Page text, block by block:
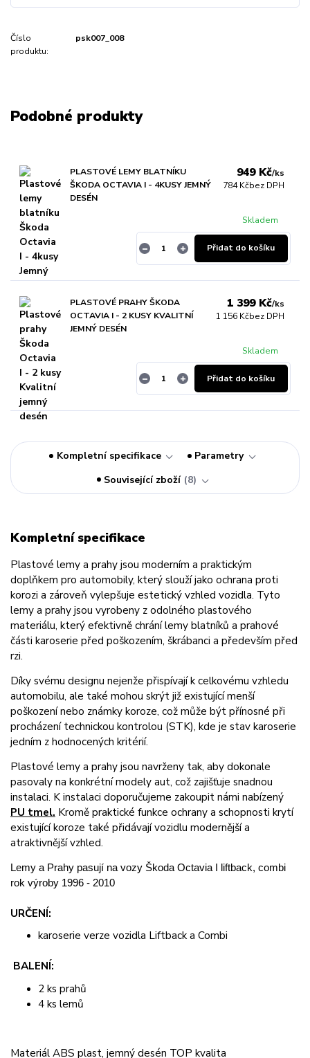
Číslo
produktu:
psk007_008
Podobné produkty
PLASTOVÉ LEMY BLATNÍKU
ŠKODA OCTAVIA I - 4KUSY JEMNÝ
DESÉN
949 Kč/ks
784 Kčbez DPH
Skladem
Přidat do košíku
PLASTOVÉ PRAHY ŠKODA
OCTAVIA I - 2 KUSY KVALITNÍ
JEMNÝ DESÉN
1 399 Kč/ks
1 156 Kčbez DPH
Skladem
Přidat do košíku
Kompletní specifikace
Parametry
Související zboží 8
Kompletní specifikace
Plastové lemy a prahy jsou moderním a praktickým
doplňkem pro automobily, který slouží jako ochrana proti
korozi a zároveň vylepšuje estetický vzhled vozidla. Tyto
lemy a prahy jsou vyrobeny z odolného plastového
materiálu, který efektivně chrání lemy blatníků a prahové
části karoserie před poškozením, škrábanci a především před
rzi.
Díky svému designu nejenže přispívají k celkovému vzhledu
automobilu, ale také mohou skrýt již existující menší
poškození nebo známky koroze, což může být přínosné při
procházení technickou kontrolou (STK), kde je stav karoserie
jedním z hodnocených kritérií.
Plastové lemy a prahy jsou navrženy tak, aby dokonale
pasovaly na konkrétní modely aut, což zajišťuje snadnou
instalaci. K instalaci doporučujeme zakoupit námi nabízený
PU tmel. Kromě praktické funkce ochrany a schopnosti krytí
existující koroze také přidávají vozidlu modernější a
atraktivnější vzhled.
Lemy a Prahy pasují na vozy Škoda Octavia I liftback, combi
rok výroby 1996 - 2010
URČENÍ:
karoserie verze vozidla Liftback a Combi
BALENÍ:
2 ks prahů
4 ks lemů
Materiál ABS plast, jemný desén TOP kvalita